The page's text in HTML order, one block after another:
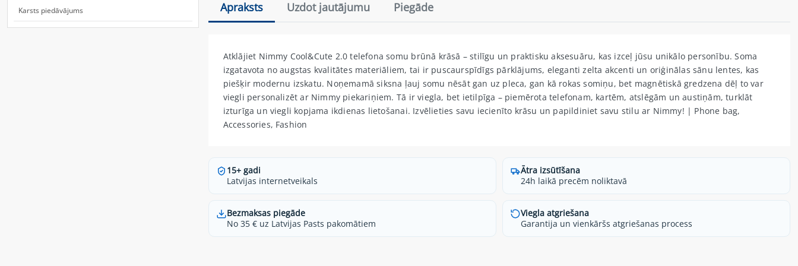
Karsts piedāvājums Apraksts Uzdot jautājumu Piegāde
Atklājiet Nimmy Cool&Cute 2.0 telefona somu brūnā krāsā – stilīgu un praktisku aksesuāru, kas izceļ jūsu unikālo personību. Soma
izgatavota no augstas kvalitātes materiāliem, tai ir puscaurspīdīgs pārklājums, eleganti zelta akcenti un oriģinālas sānu lentes, kas
piešķir modernu izskatu. Noņemamā siksna ļauj somu nēsāt gan uz pleca, gan kā rokas somiņu, bet magnētiskā gredzena dēļ to var
viegli personalizēt ar Nimmy piekariņiem. Tā ir viegla, bet ietilpīga – piemērota telefonam, kartēm, atslēgām un austiņām, turklāt
izturīga un viegli kopjama ikdienas lietošanai. Izvēlieties savu iecienīto krāsu un papildiniet savu stilu ar Nimmy! | Phone bag,
Accessories, Fashion
15+ gadi
Latvijas internetveikals
Ātra izsūtīšana
24h laikā precēm noliktavā
Bezmaksas piegāde
No 35 € uz Latvijas Pasts pakomātiem
Viegla atgriešana
Garantija un vienkāršs atgriešanas process